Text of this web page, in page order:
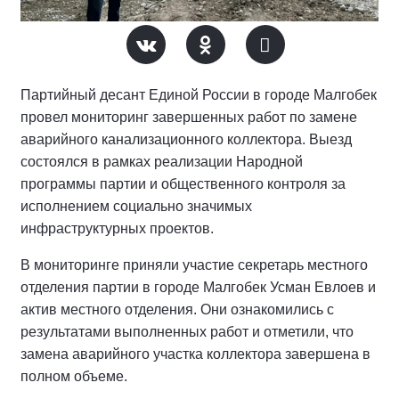
Партийный десант Единой России в городе Малгобек
провел мониторинг завершенных работ по замене
аварийного канализационного коллектора. Выезд
состоялся в рамках реализации Народной
программы партии и общественного контроля за
исполнением социально значимых
инфраструктурных проектов.
В мониторинге приняли участие секретарь местного
отделения партии в городе Малгобек Усман Евлоев и
актив местного отделения. Они ознакомились с
результатами выполненных работ и отметили, что
замена аварийного участка коллектора завершена в
полном объеме.